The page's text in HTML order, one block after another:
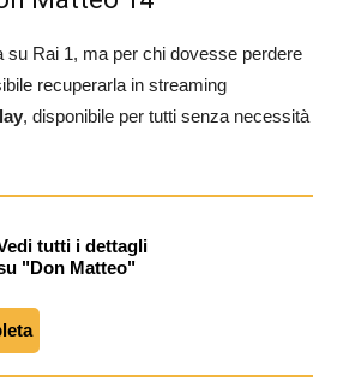
su Rai 1, ma per chi dovesse perdere
recuperarla in streaming
, disponibile per tutti senza necessità
tutti i dettagli
"Don Matteo"